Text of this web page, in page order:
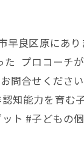
良区原にあ
た プロコー
問合せくだ
知能力を育
ト #子ども